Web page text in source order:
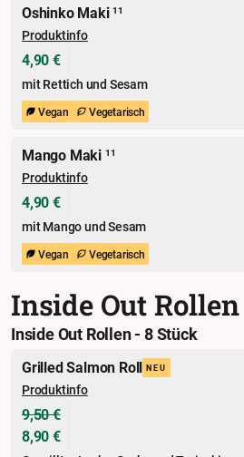
Oshinko Maki11
Produktinfo
4,90 €
mit Rettich und Sesam
Vegan Vegetarisch
Mango Maki 11
Produktinfo
4,90 €
mit Mango und Sesam
Vegan Vegetarisch
Inside Out
Inside Out Rollen - 8 Stück
Grilled Salmon Roll NEU
Produktinfo
9,50 €
8,90 €